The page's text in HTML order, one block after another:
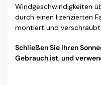
Windgeschwindigkeiten
durch einen lizenzierten
montiert und
Schließen Sie Ihren
Gebrauch ist, und